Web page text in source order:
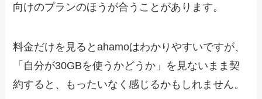
向けのプランのほうが合うことがあります。
料金だけを見るとahamoはわかりやすいですが、
「自分が30GBを使うかどうか」を見ないまま契
約すると、もったいなく感じるかもしれません。